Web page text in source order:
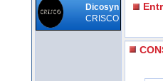
Dicosyn
CRISCO